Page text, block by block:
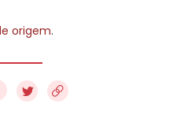
origem.